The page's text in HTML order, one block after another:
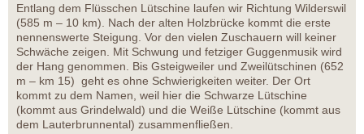
Entlang dem Flüsschen Lütschine laufen wir Richtung Wilderswil
(585 m – 10 km). Nach der alten Holzbrücke kommt die erste
nennenswerte Steigung. Vor den vielen Zuschauern will keiner
Schwäche zeigen. Mit Schwung und fetziger Guggenmusik wird
der Hang genommen. Bis Gsteigweiler und Zweilütschinen (652
m – km 15) geht es ohne Schwierigkeiten weiter. Der Ort
kommt zu dem Namen, weil hier die Schwarze Lütschine
(kommt aus Grindelwald) und die Weiße Lütschine (kommt aus
dem Lauterbrunnental) zusammenfließen.